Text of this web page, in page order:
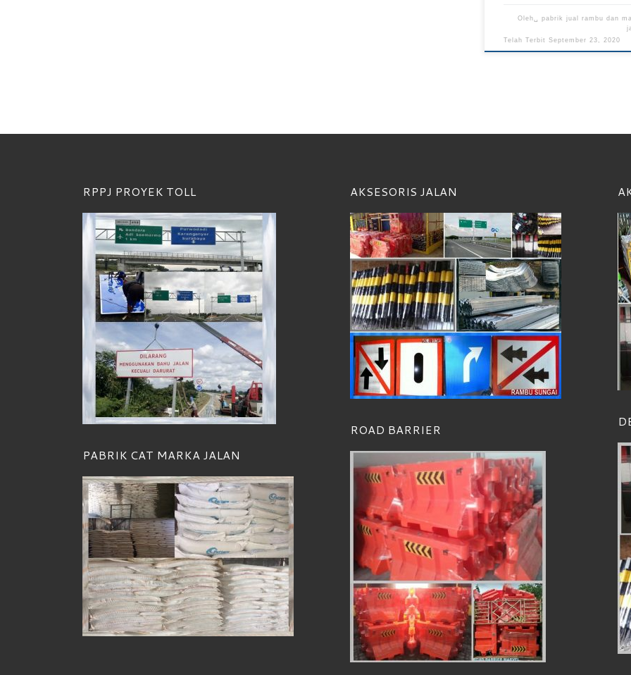
Oleh␣ pabrik jual rambu dan
Telah TerbitSeptember 23, 2020
RPPJ PROYEK TOLL
PABRIK CAT MARKA JALAN
AKSESORIS JALAN
ROAD BARRIER